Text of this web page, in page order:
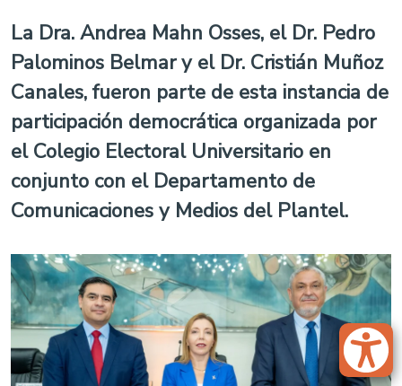
La Dra. Andrea Mahn Osses, el Dr. Pedro
Palominos Belmar y el Dr. Cristián Muñoz
Canales, fueron parte de esta instancia de
participación democrática organizada por
el Colegio Electoral Universitario en
conjunto con el Departamento de
Comunicaciones y Medios del Plantel.